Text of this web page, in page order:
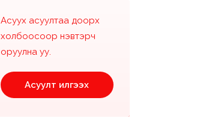
Асуух асуултаа доорх
холбоосоор нэвтэрч
оруулна уу.
Асуулт илгээх